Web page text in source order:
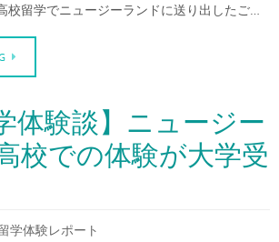
校留学でニュージーランドに送り出したご…
体験談】ニュージー
校での体験が大学受
学体験レポート